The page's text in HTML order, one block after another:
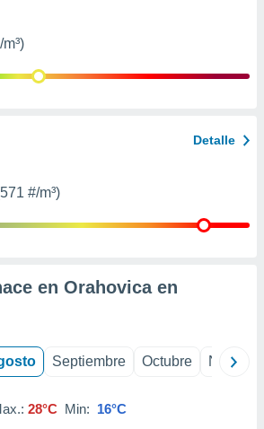
Detalle
#/m³)
en Orahovica en
Septiembre Octubre
28°C Min: 16°C